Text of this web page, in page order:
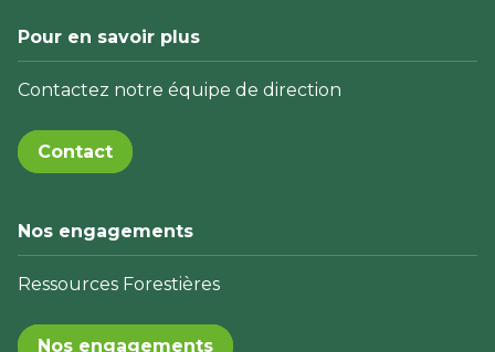
Pour en savoir plus
Contactez notre équipe de direction
Contact
Nos engagements
Ressources Forestières
Nos engagements